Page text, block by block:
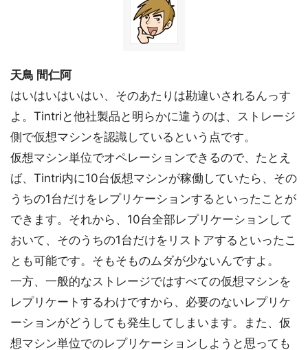
天鳥 間仁阿
はいはいはいはい、そのあたりは勘違いされるんっす
よ。Tintriと他社製品と明らかに違うのは、ストレージ
側で仮想マシンを認識しているという点です。
仮想マシン単位でオペレーションできるので、たとえ
ば、Tintri内に10台仮想マシンが稼働していたら、その
うちの1台だけをレプリケーションするといったことが
できます。それから、10台全部レプリケーションして
おいて、そのうちの1台だけをリストアするといったこ
とも可能です。そもそものムダが少ないんですよ。
一方、一般的なストレージではすべての仮想マシンを
レプリケートするわけですから、必要のないレプリケ
ーションがどうしても発生してしまいます。また、仮
想マシン単位でのレプリケーションしようと思っても